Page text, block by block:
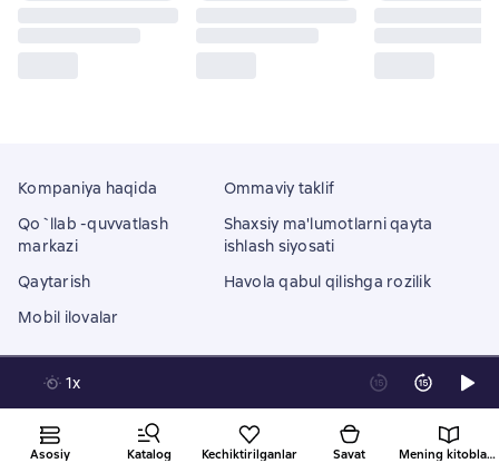
Asosiy Katalog Kechiktirilganlar Savat Mening kitoblarim
1x
Kompaniya haqida
Qo`llab -quvvatlash
markazi
Qaytarish
Mobil ilovalar
Ommaviy taklif
Shaxsiy ma'lumotlarni qayta
ishlash siyosati
Havola qabul qilishga rozilik
18 Mallow street co. Limerick, Ireland